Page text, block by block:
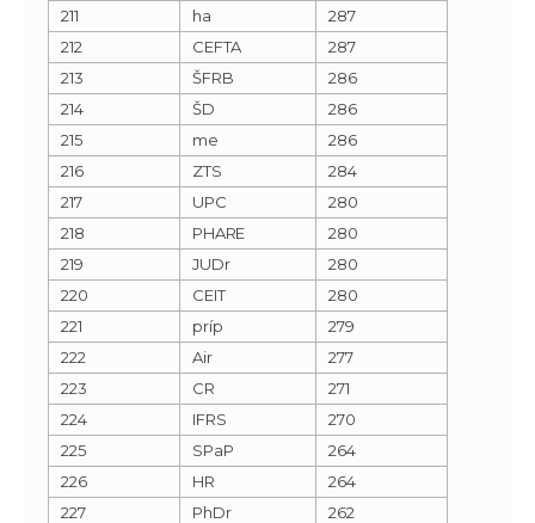
211
ha
287
212
CEFTA
287
213
ŠFRB
286
214
ŠD
286
215
me
286
216
ZTS
284
217
UPC
280
218
PHARE
280
219
JUDr
280
220
CEIT
280
221
príp
279
222
Air
277
223
CR
271
224
IFRS
270
225
SPaP
264
226
HR
264
227
PhDr
262